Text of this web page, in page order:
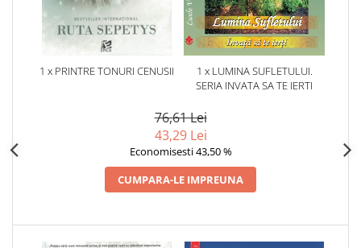
1 x PRINTRE TONURI CENUSII
1 x LUMINA SUFLETULUI.
SERIA INVATA SA TE IERTI
76,61 Lei
43,29 Lei
Economisesti 43,50 %
CUMPARA-LE IMPREUNA